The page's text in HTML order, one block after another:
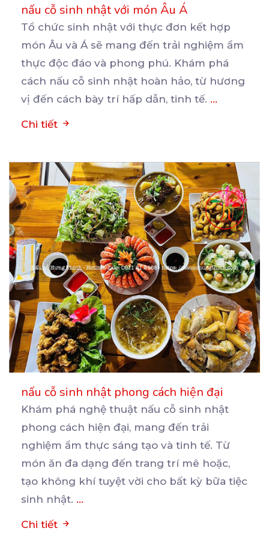
nấu cỗ sinh nhật với món Âu Á
Tổ chức sinh nhật với thực đơn kết hợp
món Âu và Á sẽ mang đến trải nghiệm ẩm
thực độc đáo và phong phú. Khám phá
cách nấu cỗ sinh nhật hoàn hảo, từ hương
vị đến cách bày trí hấp dẫn, tinh tế. ...
Chi tiết
nấu cỗ sinh nhật phong cách hiện đại
Khám phá nghệ thuật nấu cỗ sinh nhật
phong cách hiện đại, mang đến trải
nghiệm ẩm thực sáng tạo và tinh tế. Từ
món ăn đa dạng đến trang trí mê hoặc,
tạo không khí tuyệt vời cho bất kỳ bữa tiệc
sinh nhật. ...
Chi tiết